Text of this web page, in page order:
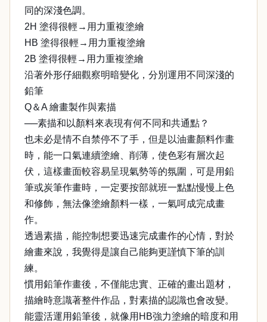
同的深淺色調。
2H 塗得很輕→用力重複塗繪
HB 塗得很輕→用力重複塗繪
2B 塗得很輕→用力重複塗繪
沿著外形仔細觀察明暗變化，分別運用不同深淺的
鉛筆
Q＆A 繪畫製作與素描
──素描和以顏料來表現有何不同和共通點？
也未必是情不自禁停不了手，但是以油畫顏料作畫
時，能一口氣連續塗繪、削薄，使色彩有層次起
伏，這樣畫面較容易呈現氣勢等的氛圍，可是用鉛
筆或炭筆作畫時，一定要按部就班一點點慢慢上色
和修飾，無法像塗繪顏料一樣，一氣呵成完成畫
作。
透過素描，能控制想要迅速完成畫作的心情，對於
繪畫來說，我覺得是讓自己能夠更謹慎下筆的訓
練。
慣用鉛筆作畫後，不僅能忠實、正確的畫出題材，
描繪時意識著整件作品，對素描的認識也會改變。
能靈活運用鉛筆後，就像用HB強力塗繪的暗度和用